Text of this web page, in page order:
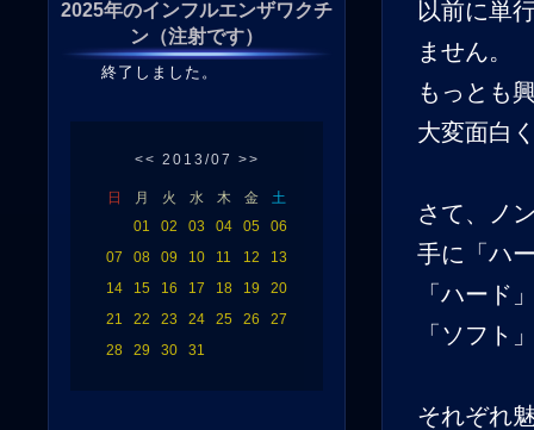
2025年のインフルエンザワクチ
ン（注射です）
終了しました。
<< 2013/07 >>
日 月 火 水 木 金
土
01
02 03 04 05
06
07
08 09 10 11 12
13
14
15 16 17 18 19
20
21
22 23 24 25 26
27
28
29 30 31
以前に単
ません。
もっとも
大変面白
さて、ノ
手に「ハ
「ハード
「ソフト
それぞれ